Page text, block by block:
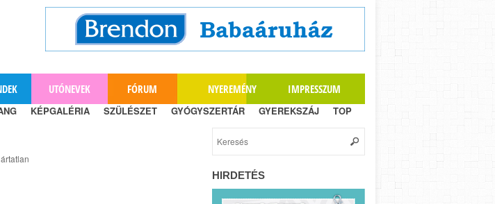
UTÓNEVEK FÓRUM NYEREMÉNY IMPRESSZUM
KÉPGALÉRIA SZÜLÉSZET GYÓGYSZERTÁR GYEREKSZÁJ TOP
HIRDETÉS